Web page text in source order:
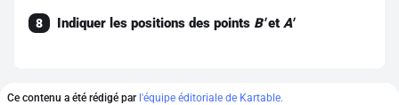
8 Indiquer les positions des points B'et A'
Ce contenu a été rédigé par l'équipe éditoriale de Kartable.